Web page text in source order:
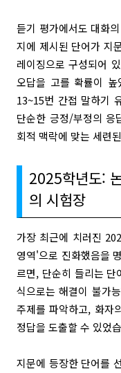
듣기 평가에서도 대화
지에 제시된 단어가 지
레이징으로 구성되어
오답을 고를 확률이 높
13~15번 간접 말하기
단순한 긍정/부정의 응
회적 맥락에 맞는 세련
2025학년도:
의 시험장
가장 최근에 치러진
영역'으로 진화했음을
르면, 단순히 들리는
식으로는 해결이 불가
주제를 파악하고, 화자
정답을 도출할 수 있었
지문에 등장한 단어를